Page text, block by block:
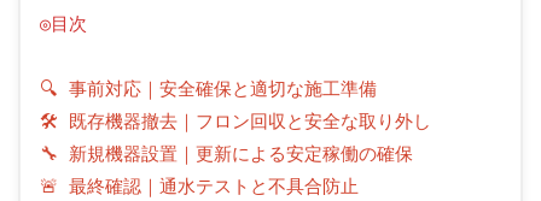
◎目次
🔍 事前対応｜安全確保と適切な施工準備
🛠 既存機器撤去｜フロン回収と安全な取り外し
🔧 新規機器設置｜更新による安定稼働の確保
🚨 最終確認｜通水テストと不具合防止